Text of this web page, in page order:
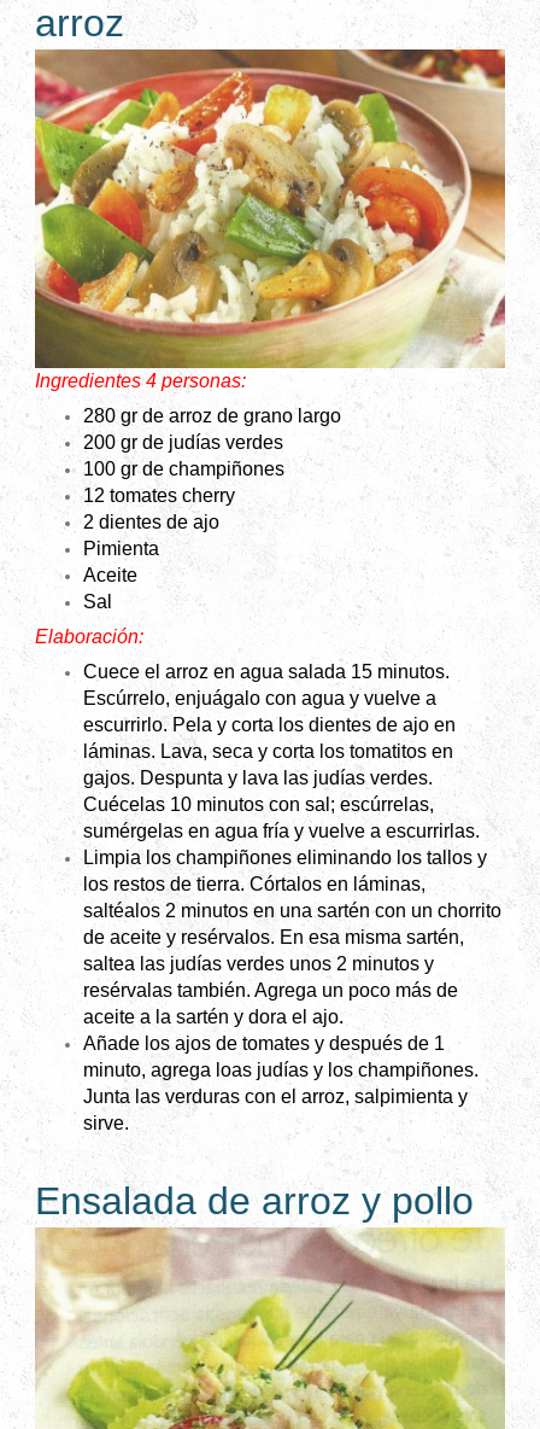
arroz
Ingredientes 4 personas:
280 gr de arroz de grano largo
200 gr de judías verdes
100 gr de champiñones
12 tomates cherry
2 dientes de ajo
Pimienta
Aceite
Sal
Elaboración:
Cuece el arroz en agua salada 15 minutos.
Escúrrelo, enjuágalo con agua y vuelve a
escurrirlo. Pela y corta los dientes de ajo en
láminas. Lava, seca y corta los tomatitos en
gajos. Despunta y lava las judías verdes.
Cuécelas 10 minutos con sal; escúrrelas,
sumérgelas en agua fría y vuelve a escurrirlas.
Limpia los champiñones eliminando los tallos y
los restos de tierra. Córtalos en láminas,
saltéalos 2 minutos en una sartén con un chorrito
de aceite y resérvalos. En esa misma sartén,
saltea las judías verdes unos 2 minutos y
resérvalas también. Agrega un poco más de
aceite a la sartén y dora el ajo.
Añade los ajos de tomates y después de 1
minuto, agrega loas judías y los champiñones.
Junta las verduras con el arroz, salpimienta y
sirve.
Ensalada de arroz y pollo